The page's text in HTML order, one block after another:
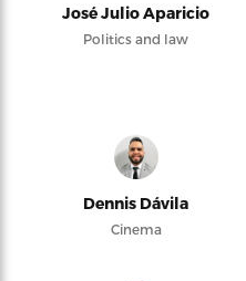
José Julio Aparicio
Politics and law
Dennis Dávila
Cinema